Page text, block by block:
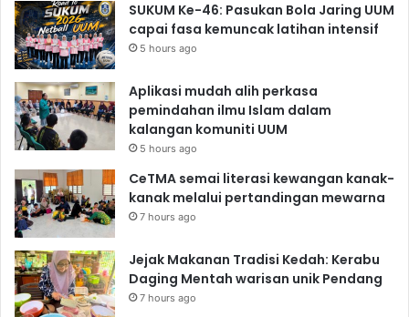
SUKUM Ke-46: Pasukan Bola Jaring UUM
capai fasa kemuncak latihan intensif
5 hours ago
Aplikasi mudah alih perkasa
pemindahan ilmu Islam dalam
kalangan komuniti UUM
5 hours ago
CeTMA semai literasi kewangan kanak-
kanak melalui pertandingan mewarna
7 hours ago
Jejak Makanan Tradisi Kedah: Kerabu
Daging Mentah warisan unik Pendang
7 hours ago